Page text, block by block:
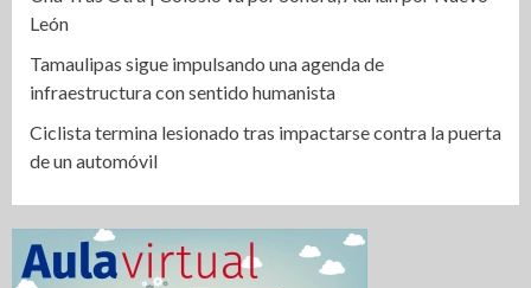
León
Tamaulipas sigue impulsando una agenda de
infraestructura con sentido humanista
Ciclista termina lesionado tras impactarse contra la puerta
de un automóvil